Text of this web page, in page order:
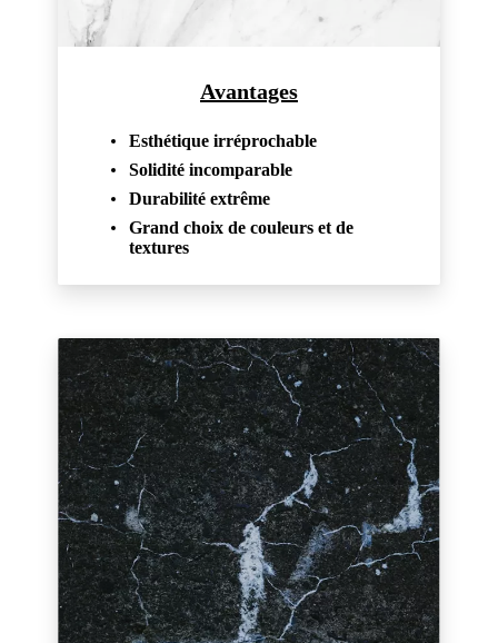
Avantages
Esthétique irréprochable
Solidité incomparable
Durabilité extrême
Grand choix de couleurs et de
textures